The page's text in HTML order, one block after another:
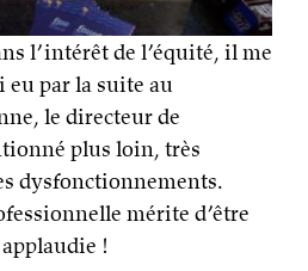
l’intérêt de l’équité, il me
eu par la suite au
le directeur de
plus loin, très
dysfonctionnements.
mérite d’être
!